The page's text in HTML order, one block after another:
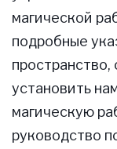
магической
подробные
пространство,
установить
магическую
руководство